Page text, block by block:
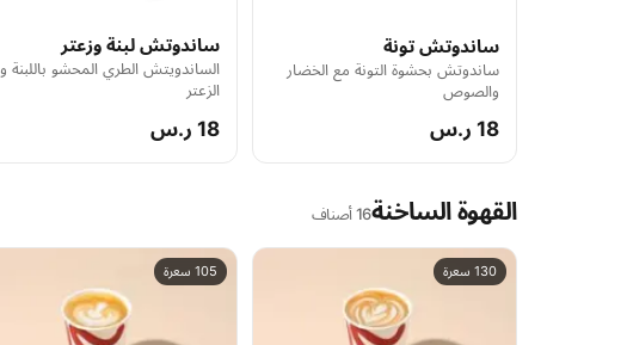
ساندوتش تونة
ساندوتش بحشوة التونة مع الخضار
والصوص
18 ر.س
ساندوتش لبنة وزعتر
الساندويتش الطري المحشو باللبنة و
الزعتر
18 ر.س
القهوة الساخنة16 أصناف
130 سعرة 105 سعرة